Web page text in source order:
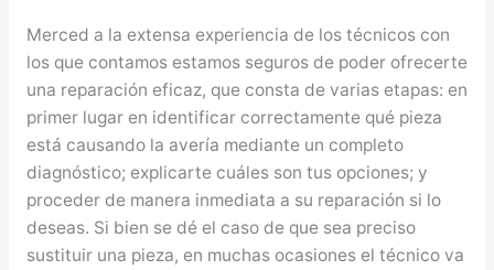
Merced a la extensa experiencia de los técnicos con
los que contamos estamos seguros de poder ofrecerte
una reparación eficaz, que consta de varias etapas: en
primer lugar en identificar correctamente qué pieza
está causando la avería mediante un completo
diagnóstico; explicarte cuáles son tus opciones; y
proceder de manera inmediata a su reparación si lo
deseas. Si bien se dé el caso de que sea preciso
sustituir una pieza, en muchas ocasiones el técnico va